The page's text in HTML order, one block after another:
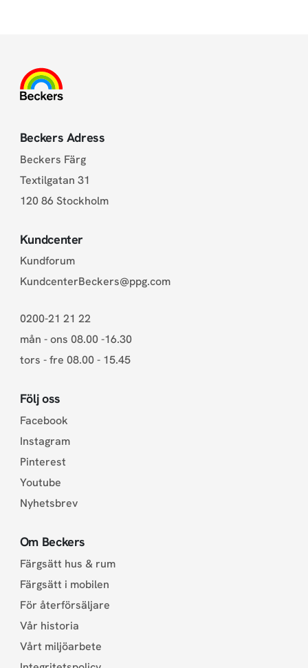
Beckers Adress
Beckers Färg
Textilgatan 31
120 86 Stockholm
Kundcenter
Kundforum
KundcenterBeckers@ppg.com
0200-21 21 22
mån - ons 08.00 -16.30
tors - fre 08.00 - 15.45
Följ oss
Facebook
Instagram
Pinterest
Youtube
Nyhetsbrev
Om Beckers
Färgsätt hus & rum
Färgsätt i mobilen
För återförsäljare
Vår historia
Vårt miljöarbete